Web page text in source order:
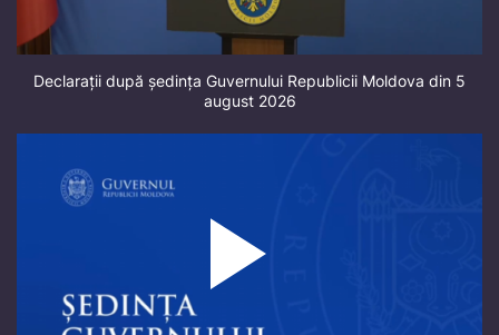
Declarații după ședința Guvernului Republicii Moldova din 5
august 2026